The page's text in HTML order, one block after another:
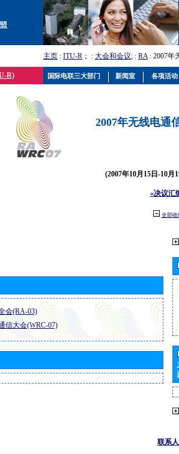
主页 : ITU-R ； : 大会和会议; : RA: 2007年
R)
2007年无线电通
(2007年10月15日-10月
«决议汇
全部收
会(RA-03)
信大会(WRC-07)
联系人
国际电联三大部门 新闻室 各项活动